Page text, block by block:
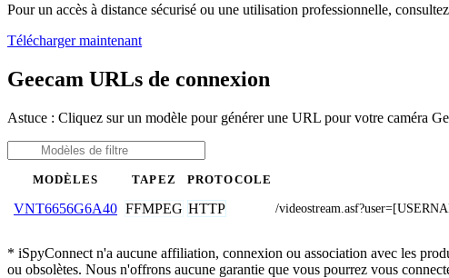
Pour un accès à distance sécurisé ou une utilisation professionnelle, consultez
Télécharger maintenant
Geecam URLs de connexion
Astuce : Cliquez sur un modèle pour générer une URL pour votre caméra
MODÈLES TAPEZ PROTOCOLE
VNT6656G6A40 FFMPEG HTTP /
* iSpyConnect n'a aucune affiliation, connexion ou association avec les
ou obsolètes. Nous n'offrons aucune garantie que vous pourrez vous